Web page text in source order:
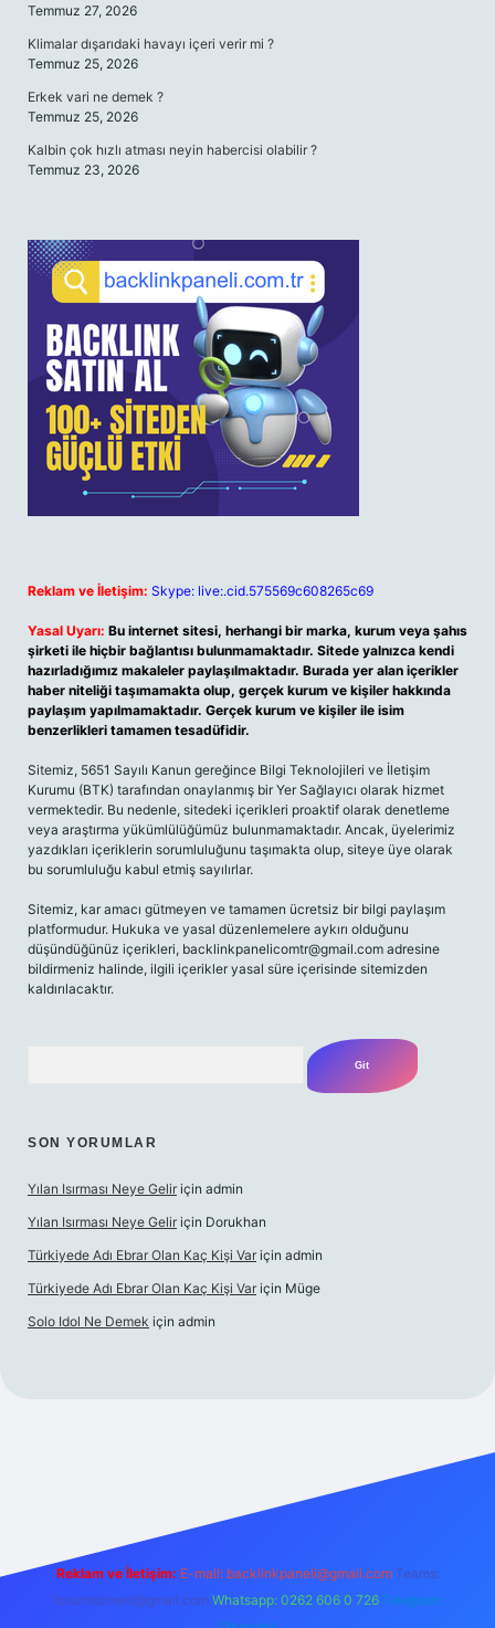
Temmuz 27, 2026
Klimalar dışarıdaki havayı içeri verir mi ?
Temmuz 25, 2026
Erkek vari ne demek ?
Temmuz 25, 2026
Kalbin çok hızlı atması neyin habercisi olabilir ?
Temmuz 23, 2026
Reklam ve İletişim: Skype: live:.cid.575569c608265c69
Yasal Uyarı: Bu internet sitesi, herhangi bir marka, kurum veya şahıs
şirketi ile hiçbir bağlantısı bulunmamaktadır. Sitede yalnızca kendi
hazırladığımız makaleler paylaşılmaktadır. Burada yer alan içerikler
haber niteliği taşımamakta olup, gerçek kurum ve kişiler hakkında
paylaşım yapılmamaktadır. Gerçek kurum ve kişiler ile isim
benzerlikleri tamamen tesadüfidir.
Sitemiz, 5651 Sayılı Kanun gereğince Bilgi Teknolojileri ve İletişim
Kurumu (BTK) tarafından onaylanmış bir Yer Sağlayıcı olarak hizmet
vermektedir. Bu nedenle, sitedeki içerikleri proaktif olarak denetleme
veya araştırma yükümlülüğümüz bulunmamaktadır. Ancak, üyelerimiz
yazdıkları içeriklerin sorumluluğunu taşımakta olup, siteye üye olarak
bu sorumluluğu kabul etmiş sayılırlar.
Sitemiz, kar amacı gütmeyen ve tamamen ücretsiz bir bilgi paylaşım
platformudur. Hukuka ve yasal düzenlemelere aykırı olduğunu
düşündüğünüz içerikleri, backlinkpanelicomtr@gmail.com adresine
bildirmeniz halinde, ilgili içerikler yasal süre içerisinde sitemizden
kaldırılacaktır.
SON YORUMLAR
Yılan Isırması Neye Gelir için admin
Yılan Isırması Neye Gelir için Dorukhan
Türkiyede Adı Ebrar Olan Kaç Kişi Var için admin
Türkiyede Adı Ebrar Olan Kaç Kişi Var için Müge
Solo Idol Ne Demek için admin
Reklam ve İletişim: E-mail: backlinkpaneli@gmail.com Teams:
forumhizmeti@gmail.com Whatsapp: 0262 606 0 726 Telegram: